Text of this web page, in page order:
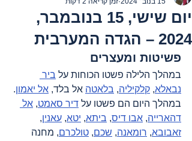
יום שישי, 15 בנובמבר,
2024 – הגדה המערבית
פשיטות ומעצרים
במהלך הלילה פשטו הכוחות על ביר
נבאלא, קלקיליה, בלאטה אל בלד, אל יאמון.
במהלך היום הם פשטו על דיר סאמט, אל
דהארייה, אבו דיס, ביתא, יטא, עאנין,
זאבובא, רומאנה, שכם, טולכרם, מחנה